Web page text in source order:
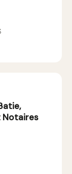
Notaires